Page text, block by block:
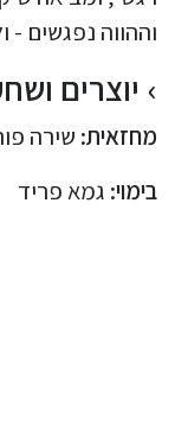
וההווה נפגשים
יוצרים
מחזאית: שירה
בימוי: גמא פריד